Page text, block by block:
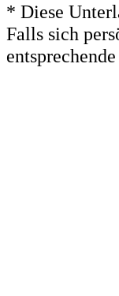
* Diese
Falls sich